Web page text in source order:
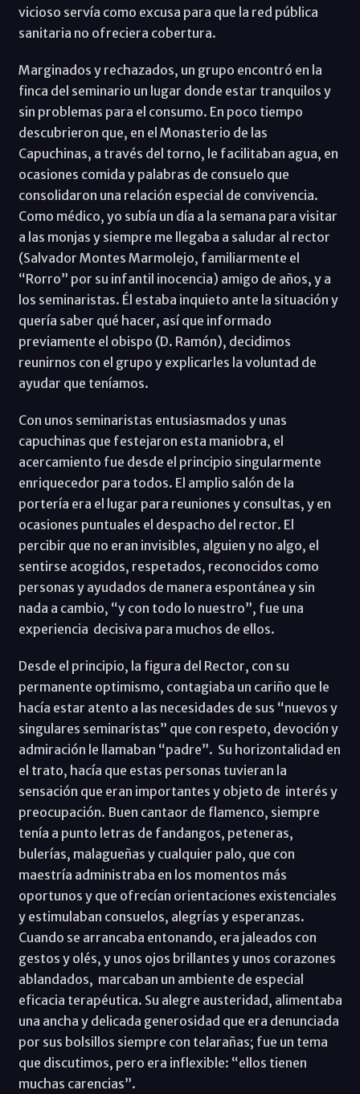
vicioso servía como excusa para que la red pública
sanitaria no ofreciera cobertura.
Marginados y rechazados, un grupo encontró en la
finca del seminario un lugar donde estar tranquilos y
sin problemas para el consumo. En poco tiempo
descubrieron que, en el Monasterio de las
Capuchinas, a través del torno, le facilitaban agua, en
ocasiones comida y palabras de consuelo que
consolidaron una relación especial de convivencia.
Como médico, yo subía un día a la semana para visitar
a las monjas y siempre me llegaba a saludar al rector
(Salvador Montes Marmolejo, familiarmente el
“Rorro” por su infantil inocencia) amigo de años, y a
los seminaristas. Él estaba inquieto ante la situación y
quería saber qué hacer, así que informado
previamente el obispo (D. Ramón), decidimos
reunirnos con el grupo y explicarles la voluntad de
ayudar que teníamos.
Con unos seminaristas entusiasmados y unas
capuchinas que festejaron esta maniobra, el
acercamiento fue desde el principio singularmente
enriquecedor para todos. El amplio salón de la
portería era el lugar para reuniones y consultas, y en
ocasiones puntuales el despacho del rector. El
percibir que no eran invisibles, alguien y no algo, el
sentirse acogidos, respetados, reconocidos como
personas y ayudados de manera espontánea y sin
nada a cambio, “y con todo lo nuestro”, fue una
experiencia decisiva para muchos de ellos.
Desde el principio, la figura del Rector, con su
permanente optimismo, contagiaba un cariño que le
hacía estar atento a las necesidades de sus “nuevos y
singulares seminaristas” que con respeto, devoción y
admiración le llamaban “padre”. Su horizontalidad en
el trato, hacía que estas personas tuvieran la
sensación que eran importantes y objeto de interés y
preocupación. Buen cantaor de flamenco, siempre
tenía a punto letras de fandangos, peteneras,
bulerías, malagueñas y cualquier palo, que con
maestría administraba en los momentos más
oportunos y que ofrecían orientaciones existenciales
y estimulaban consuelos, alegrías y esperanzas.
Cuando se arrancaba entonando, era jaleados con
gestos y olés, y unos ojos brillantes y unos corazones
ablandados, marcaban un ambiente de especial
eficacia terapéutica. Su alegre austeridad, alimentaba
una ancha y delicada generosidad que era denunciada
por sus bolsillos siempre con telarañas; fue un tema
que discutimos, pero era inflexible: “ellos tienen
muchas carencias”.